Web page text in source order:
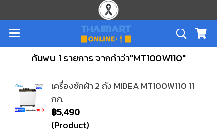
ค้นพบ 1 รายการ จากคำว่า"MT100W110"
เครื่องซักผ้า 2 ถัง MIDEA MT100W110 11
กก.
฿5,490
(Product)